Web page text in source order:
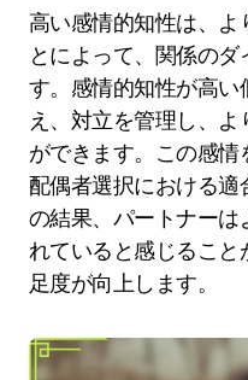
高い感情的知性は、よ
とによって、関係の
す。感情的知性が高
え、対立を管理し、
ができます。この感情
配偶者選択における
の結果、パートナーは
れていると感じるこ
足度が向上します。